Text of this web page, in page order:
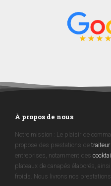
À propos de nous
Notre mission : Le plaisir de
propose des prestations de
entreprises, notamment des
plateaux de canapés élaborés,
froids. Nous livrons nos prestations